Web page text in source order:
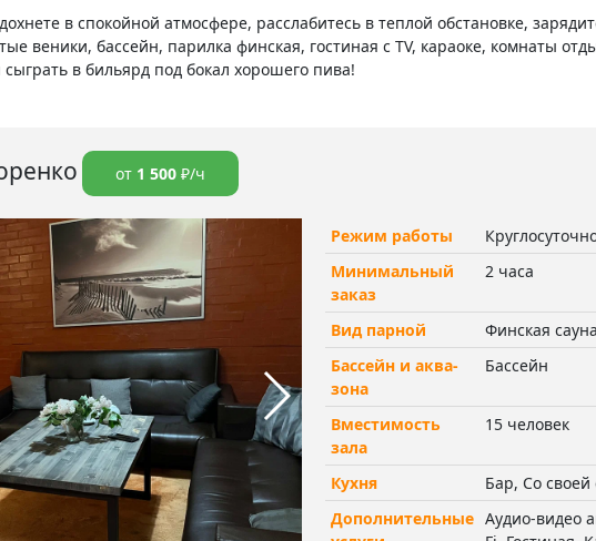
в спокойной атмосфере, расслабитесь в теплой обстановке,
веники, бассейн, парилка финская, гостиная с TV, караоке, комнаты
сыграть в бильярд под бокал хорошего пива!
от 1 500 ₽/ч
Режим работы
Минимальный
заказ
2 часа
Вид парной
Финская сауна
Бассейн и аква-
зона
Бассейн
Вместимость
зала
15 человек
Кухня
Бар, Со своей
Дополнительные Аудио-видео